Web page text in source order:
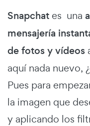
Snapchat es una
mensajería
de fotos y vídeos
aquí nada nuevo,
Pues para
la imagen que
y aplicando los